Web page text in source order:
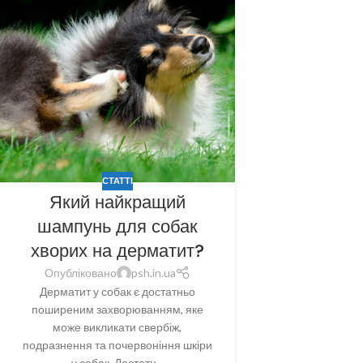
СТАТТІ
Який найкращий
шампунь для собак
хворих на дерматит?
Опубліковано
psh.in.ua
Дерматит у собак є достатньо
поширеним захворюванням, яке
може викликати свербіж,
подразнення та почервоніння шкіри